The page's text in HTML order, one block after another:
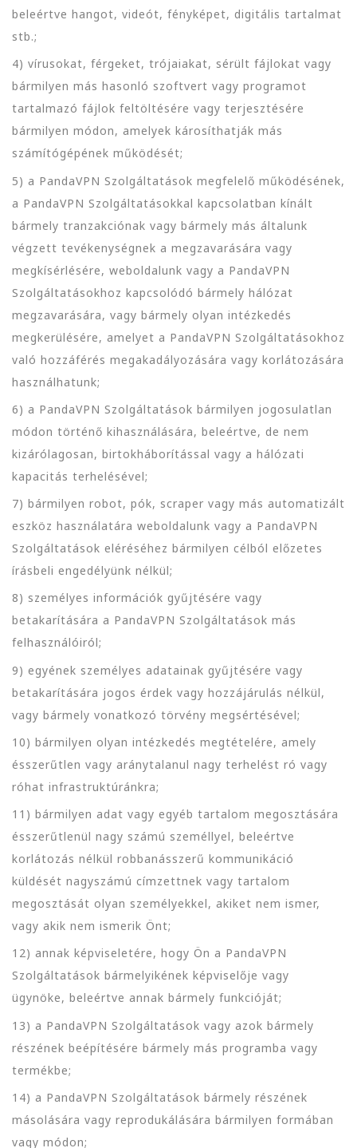
beleértve hangot, videót, fényképet, digitális tartalmat
stb.;
4) vírusokat, férgeket, trójaiakat, sérült fájlokat vagy
bármilyen más hasonló szoftvert vagy programot
tartalmazó fájlok feltöltésére vagy terjesztésére
bármilyen módon, amelyek károsíthatják más
számítógépének működését;
5) a PandaVPN Szolgáltatások megfelelő működésének,
a PandaVPN Szolgáltatásokkal kapcsolatban kínált
bármely tranzakciónak vagy bármely más általunk
végzett tevékenységnek a megzavarására vagy
megkísérlésére, weboldalunk vagy a PandaVPN
Szolgáltatásokhoz kapcsolódó bármely hálózat
megzavarására, vagy bármely olyan intézkedés
megkerülésére, amelyet a PandaVPN Szolgáltatásokhoz
való hozzáférés megakadályozására vagy korlátozására
használhatunk;
6) a PandaVPN Szolgáltatások bármilyen jogosulatlan
módon történő kihasználására, beleértve, de nem
kizárólagosan, birtokháborítással vagy a hálózati
kapacitás terhelésével;
7) bármilyen robot, pók, scraper vagy más automatizált
eszköz használatára weboldalunk vagy a PandaVPN
Szolgáltatások eléréséhez bármilyen célból előzetes
írásbeli engedélyünk nélkül;
8) személyes információk gyűjtésére vagy
betakarítására a PandaVPN Szolgáltatások más
felhasználóiról;
9) egyének személyes adatainak gyűjtésére vagy
betakarítására jogos érdek vagy hozzájárulás nélkül,
vagy bármely vonatkozó törvény megsértésével;
10) bármilyen olyan intézkedés megtételére, amely
ésszerűtlen vagy aránytalanul nagy terhelést ró vagy
róhat infrastruktúránkra;
11) bármilyen adat vagy egyéb tartalom megosztására
ésszerűtlenül nagy számú személlyel, beleértve
korlátozás nélkül robbanásszerű kommunikáció
küldését nagyszámú címzettnek vagy tartalom
megosztását olyan személyekkel, akiket nem ismer,
vagy akik nem ismerik Önt;
12) annak képviseletére, hogy Ön a PandaVPN
Szolgáltatások bármelyikének képviselője vagy
ügynöke, beleértve annak bármely funkcióját;
13) a PandaVPN Szolgáltatások vagy azok bármely
részének beépítésére bármely más programba vagy
termékbe;
14) a PandaVPN Szolgáltatások bármely részének
másolására vagy reprodukálására bármilyen formában
vagy módon;